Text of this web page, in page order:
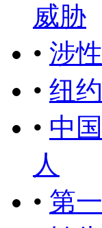
威胁
• 涉
• 纽
• 中
人
• 第